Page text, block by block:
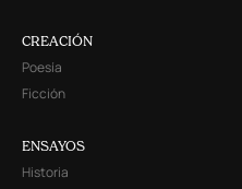
CREACIÓN
Poesía
Ficción
ENSAYOS
Historia